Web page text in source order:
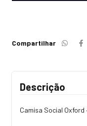
Compartilhar
Descrição
Camisa Social